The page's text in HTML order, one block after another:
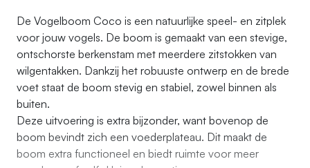
De Vogelboom Coco is een natuurlijke speel- en zitplek
voor jouw vogels. De boom is gemaakt van een stevige,
ontschorste berkenstam met meerdere zitstokken van
wilgentakken. Dankzij het robuuste ontwerp en de brede
voet staat de boom stevig en stabiel, zowel binnen als
buiten.
Deze uitvoering is extra bijzonder, want bovenop de
boom bevindt zich een voederplateau. Dit maakt de
boom extra functioneel en biedt ruimte voor meer